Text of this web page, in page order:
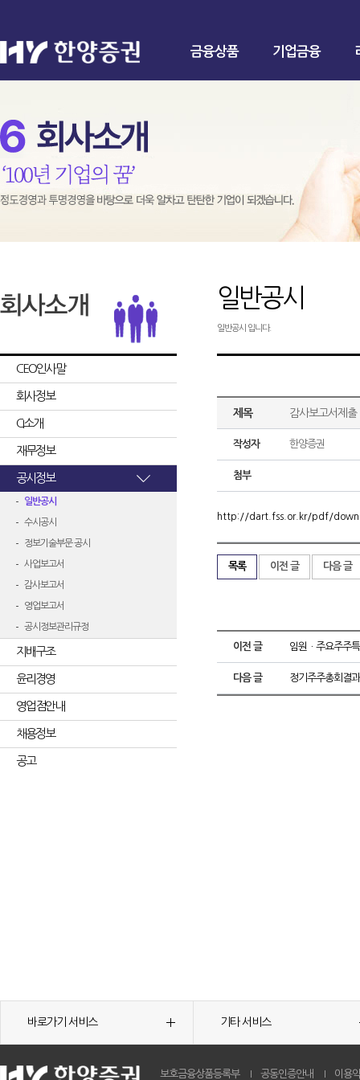
금융상품 기업금융
CEO인사말
회사정보
CI소개
재무정보
공시정보
일반공시
수시공시
정보기술부문 공시
사업보고서
감사보고서
영업보고서
공시정보관리규정
지배구조
윤리경영
영업점안내
채용정보
공고
일반공시
일반공시 입니다.
제목 감사보고서제출
작성자 한양증권
첨부
http://dart.fss.or.kr/pdf/
목록 이전 글 다음 글
이전 글 임원ㆍ주요주주
다음 글 정기주주총회결과
바로가기 서비스 기타 서비스
보호금융상품등록부 공동인증안내 이용